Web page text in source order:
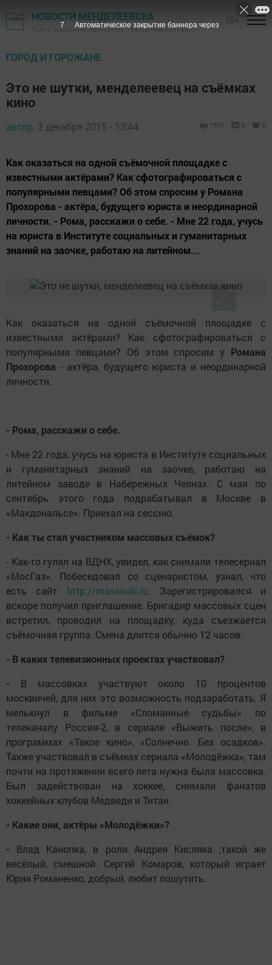
НОВОСТИ МЕНДЕЛЕЕВСКА
Газета "Менделеевские новости" - Менделеевский район
ГОРОД И ГОРОЖАНЕ
Это не шутки, менделеевец на съёмках
кино
автор, 3 декабря 2015 - 13:44 1521 0 0
Как оказаться на одной съёмочной площадке с
известными актёрами? Как сфотографироваться с
популярными певцами? Об этом спросим у Романа
Прохорова - актёра, будущего юриста и неординарной
личности. - Рома, расскажи о себе. - Мне 22 года, учусь
на юриста в Институте социальных и гуманитарных
знаний на заочке, работаю на литейном...
Как оказаться на одной съёмочной площадке с
известными актёрами? Как сфотографироваться с
популярными певцами? Об этом спросим у Романа
Прохорова - актёра, будущего юриста и неординарной
личности.
- Рома, расскажи о себе.
- Мне 22 года, учусь на юриста в Институте социальных
и гуманитарных знаний на заочке, работаю на
литейном заводе в Набережных Челнах. С мая по
сентябрь этого года подрабатывал в Москве в
«Макдональсе». Приехал на сессию.
- Как ты стал участником массовых съёмок?
- Как-то гулял на ВДНХ, увидел, как снимали телесериал
«МосГаз». Побеседовал со сценаристом, узнал, что
есть сайт http://massovki.ru. Зарегистрировался и
вскоре получил приглашение. Бригадир массовых сцен
встретил, проводил на площадку, куда съезжается
съёмочная группа. Смена длится обычно 12 часов.
- В каких телевизионных проектах участвовал?
- В массовках участвуют около 10 процентов
москвичей, для них это возможность подзаработать. Я
мелькнул в фильме «Сломанные судьбы» по
телеканалу Россия-2, в сериале «Выжить после», в
программах «Такое кино», «Солнечно. Без осадков».
Также участвовал в съёмках сериала «Молодёжка», там
почти на протяжении всего лета нужна была массовка.
Был задействован на хоккее, снимали фанатов
хоккейных клубов Медведи и Титан.
- Какие они, актёры «Молодёжки»?
- Влад Канопка, в роли Андрея Кисляка ,такой же
весёлый, смешной. Сергей Комаров, который играет
Юрия Романенко, добрый, любит пошутить.
7 Автоматическое закрытие баннера через